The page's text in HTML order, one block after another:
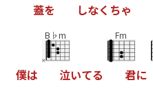
蓋を しなく ちゃ
僕は
B♭m
泣いてる
Fm
君に